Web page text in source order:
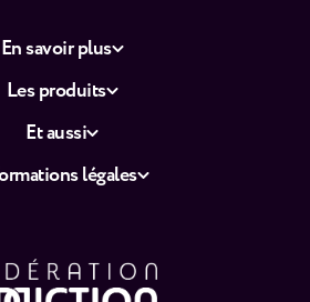
En savoir plus
Les produits
Et aussi
légales